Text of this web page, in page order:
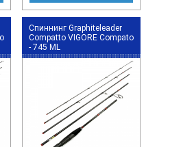
Спиннинг Graphiteleader
Compatto VIGORE Compato
- 745 ML